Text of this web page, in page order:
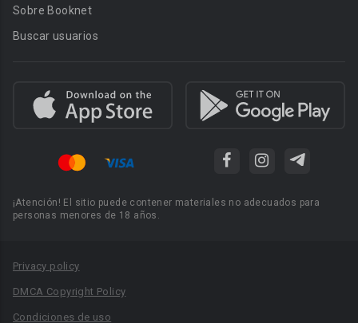
Sobre Booknet
Buscar usuarios
¡Atención! El sitio puede contener materiales no adecuados para
personas menores de 18 años.
Privacy policy
DMCA Copyright Policy
Condiciones de uso